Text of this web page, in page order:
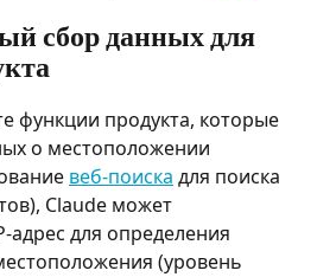
сбор данных для
функции продукта, которые
о местоположении
веб-поиска для поиска
Claude может
адрес для определения
(уровень